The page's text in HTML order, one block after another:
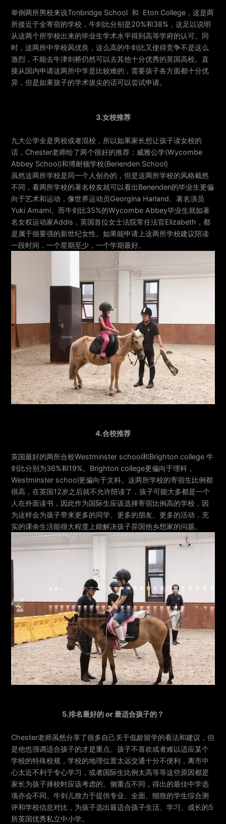
举例两所男校来说Tonbridge School 和 Eton College，这是两
所接近于全寄宿的学校，牛剑比分别是20%和38%，这足以说明
从这两个所学校出来的毕业生学术水平得到高等学府的认可。同
时，这两所中学校风优良，这么高的牛剑比又使得竞争不是这么
激烈，不能去牛津剑桥仍然可以去其他十分优秀的英国高校。直
接从国内申请这两所中学是比较难的，需要孩子各方面都十分优
异，但是如果孩子的学术拔尖的话可以尝试申请。
3.女校推荐
九大公学全是男校或者混校，所以如果家长想让孩子读女校的
话，Chester老师给了两个很好的推荐：威雅公学(Wycombe
Abbey School)和博耐顿学校(Benenden School)
虽然这两所学校是同一个人创办的，但是这两所学校的风格截然
不同，看两所学校的著名校友就可以看出Benenden的毕业生更偏
向于艺术和运动，像世界运动员Georgina Harland、著名演员
Yuki Amami。而牛剑比35%的Wycombe Abbey毕业生就如著
名女权运动家Addis，英国首位女士法院常任法官Elizabeth，都
是属于很要强的新世纪女性。如果能申请上这两所学校建议陪读
一段时间，一个星期至少，一个学期最好。
4.合校推荐
英国最好的两所合校Westminster school和Brighton college 牛
剑比分别为36%和19%。Brighton college更偏向于理科，
Westminster school更偏向于文科。这两所学校的寄宿生比例都
很高，在英国12岁之后就不允许陪读了，孩子可能大多都是一个
人在外面读书，因此作为国际生应该选择寄宿比例高的学校，因
为这样会为孩子带来更多的同学、更多的朋友、更多的活动，充
实的课余生活能很大程度上能解决孩子异国他乡想家的问题。
5.排名最好的 or 最适合孩子的？
Chester老师虽然分享了很多自己关于低龄留学的看法和建议，但
是他也强调适合孩子的才是重点。孩子不喜欢或者难以适应某个
学校的特殊校规，学校的地理位置太远交通十分不便利，离市中
心太近不利于专心学习，或者国际生比例太高等等这些原因都是
家长为孩子择校时应该考虑的。侧重点不同，得出的最佳中学选
项亦会不同。牛剑儿致力于提供专业、全面、细致的学生综合测
评和学校信息对比，为孩子选出最适合孩子生活、学习、成长的5
所英国优秀私立中小学。